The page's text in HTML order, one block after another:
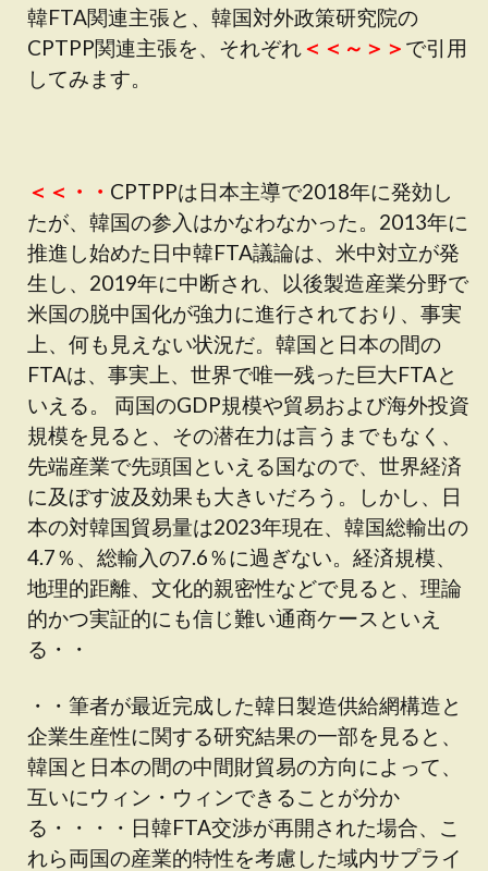
韓FTA関連主張と、韓国対外政策研究院の
CPTPP関連主張を、それぞれ＜＜～＞＞ で引用
してみます。
＜＜・・ CPTPPは日本主導で2018年に発効し
たが、韓国の参入はかなわなかった。2013年に
推進し始めた日中韓FTA議論は、米中対立が発
生し、2019年に中断され、以後製造産業分野で
米国の脱中国化が強力に進行されており、事実
上、何も見えない状況だ。韓国と日本の間の
FTAは、事実上、世界で唯一残った巨大FTAと
いえる。 両国のGDP規模や貿易および海外投資
規模を見ると、その潜在力は言うまでもなく、
先端産業で先頭国といえる国なので、世界経済
に及ぼす波及効果も大きいだろう。しかし、日
本の対韓国貿易量は2023年現在、韓国総輸出の
4.7％、総輸入の7.6％に過ぎない。経済規模、
地理的距離、文化的親密性などで見ると、理論
的かつ実証的にも信じ難い通商ケースといえ
る・・
・・筆者が最近完成した韓日製造供給網構造と
企業生産性に関する研究結果の一部を見ると、
韓国と日本の間の中間財貿易の方向によって、
互いにウィン・ウィンできることが分か
る・・・・日韓FTA交渉が再開された場合、こ
れら両国の産業的特性を考慮した域内サプライ